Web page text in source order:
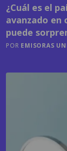
EMISORAS